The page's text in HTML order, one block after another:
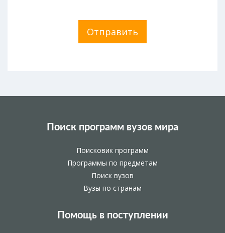
Отправить
Поиск программ вузов мира
Поисковик программ
Программы по предметам
Поиск вузов
Вузы по странам
Помощь в поступлении